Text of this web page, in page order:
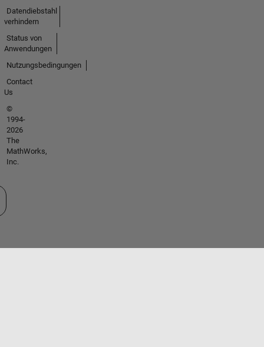
Datendiebstahl
verhindern
Status von
Anwendungen
Nutzungsbedingungen
Contact
Us
©
1994-
2026
The
MathWorks,
Inc.